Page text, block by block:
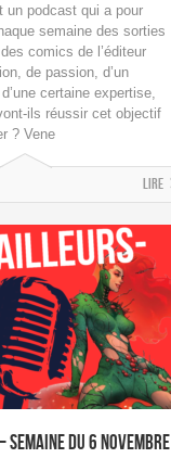
un podcast qui a pour
semaine des sorties
comics de l’éditeur
de passion, d’un
certaine expertise,
ils réussir cet objectif
? Vene
Lire
du 6 Novembre